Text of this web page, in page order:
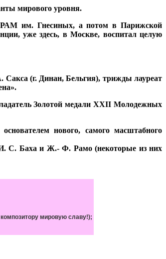
мирового уровня.
РАМ им. Гнесиных, а потом в Парижской
уже здесь, в Москве, воспитал целую
Сакса (г. Динан, Бельгия), трижды лауреат
Золотой медали XXII Молодежных
нового, самого масштабного
С. Баха и Ж.- Ф. Рамо (некоторые из них
мировую славу!);